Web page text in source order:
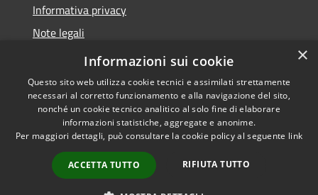
Informativa privacy
Note legali
Dichiarazione di accessibilità
Accessibilità
Copyright © 2026 • Comune di
Castel d'Ario • Powered by
Municipium•
×
Informazioni sui cookie
Questo sito web utilizza cookie tecnici e assimilati strettamente
necessari al corretto funzionamento e alla navigazione del sito,
nonché un cookie tecnico analitico al solo fine di elaborare
informazioni statistiche, aggregate e anonime.
Per maggiori dettagli, può consultare la cookie policy al seguente link
ACCETTA TUTTO RIFIUTA TUTTO